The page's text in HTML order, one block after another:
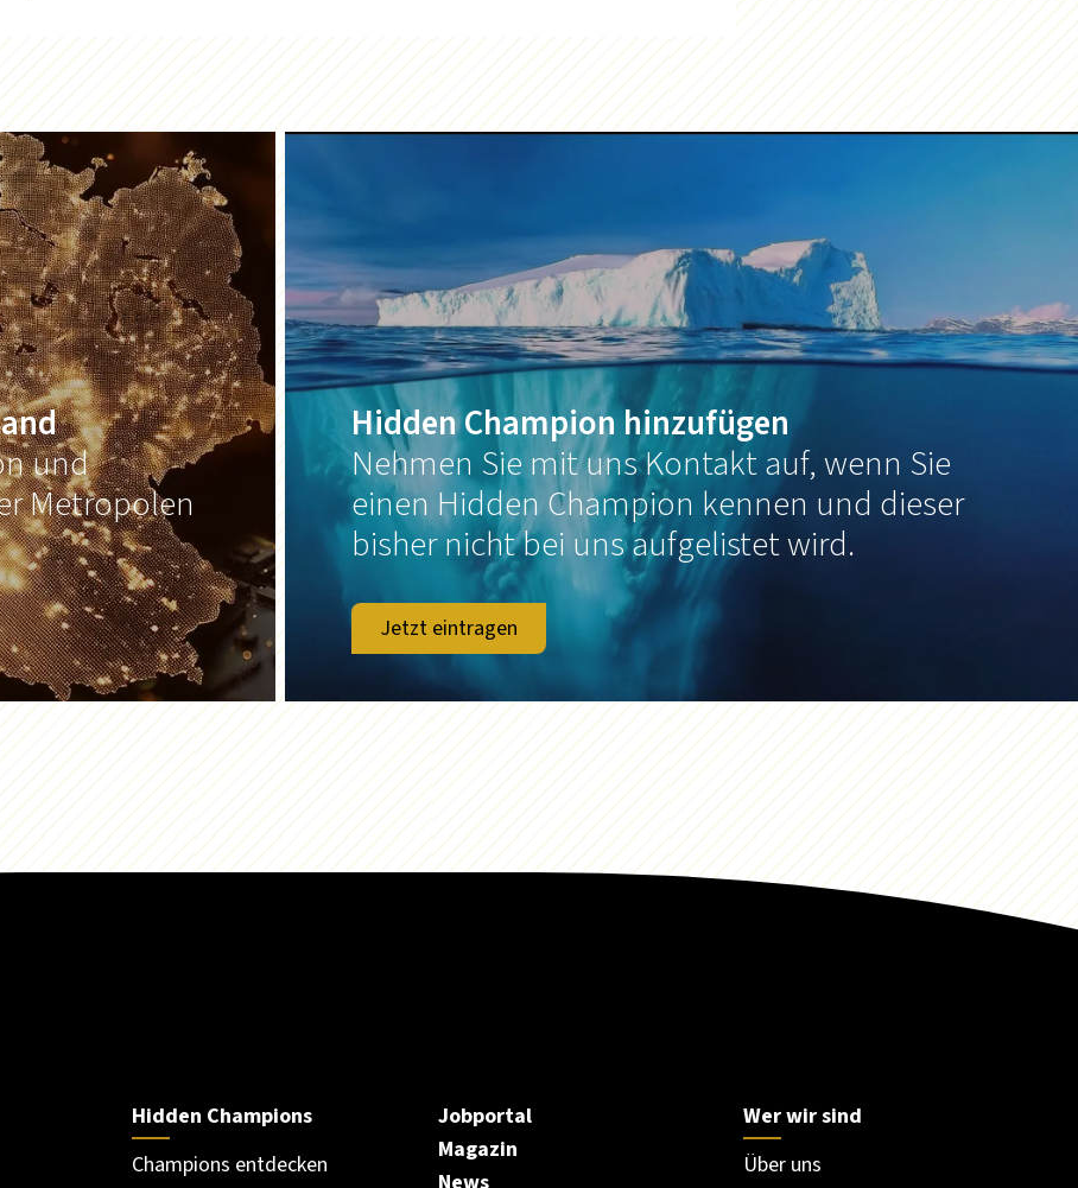
und
Metropolen
Hidden Champion hinzufügen
Nehmen Sie mit uns Kontakt auf, wenn Sie
einen Hidden Champion kennen und dieser
bisher nicht bei uns aufgelistet wird.
Jetzt eintragen
Hidden Champions
Champions entdecken
Jobportal
Magazin
Wer wir sind
Über uns